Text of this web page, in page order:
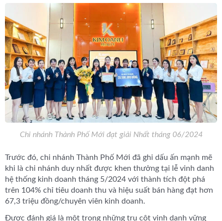
Chi nhánh Thành Phố Mới đạt giải Nhất tháng 06/2024
Trước đó, chi nhánh Thành Phố Mới đã ghi dấu ấn mạnh mẽ
khi là chi nhánh duy nhất được khen thưởng tại lễ vinh danh
hệ thống kinh doanh tháng 5/2024 với thành tích đột phá
trên 104% chỉ tiêu doanh thu và hiệu suất bán hàng đạt hơn
67,3 triệu đồng/chuyên viên kinh doanh.
Được đánh giá là một trong những trụ cột vinh danh vững